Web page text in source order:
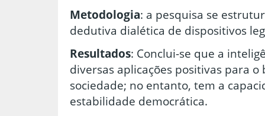
Metodologia: a pesquisa se
dedutiva dialética de dispositivos
Resultados: Conclui-se que a
diversas aplicações positivas para
sociedade; no entanto, tem a
estabilidade democrática.